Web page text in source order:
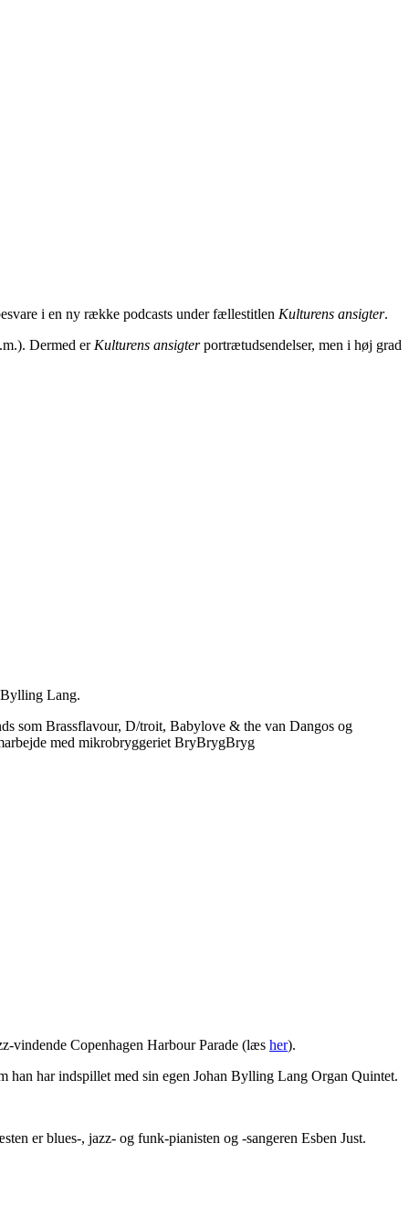
i en ny række podcasts under fællestitlen Kulturens ansigter.
Dermed er Kulturens ansigterportrætudsendelser, men i høj grad
Lang.
som Brassflavour, D/troit, Babylove & the van Dangos og
med mikrobryggeriet BryBrygBryg
vindende Copenhagen Harbour Parade (læs her).
han har indspillet med sin egen Johan Bylling Lang Organ Quintet.
er blues-, jazz- og funk-pianisten og -sangeren Esben Just.